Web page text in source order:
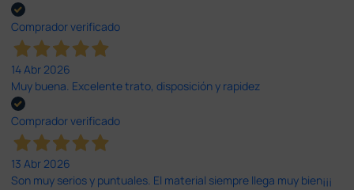
Comprador verificado
14 Abr 2026
Muy buena. Excelente trato, disposición y rapidez
Comprador verificado
13 Abr 2026
Son muy serios y puntuales. El material siempre llega muy bien¡¡¡